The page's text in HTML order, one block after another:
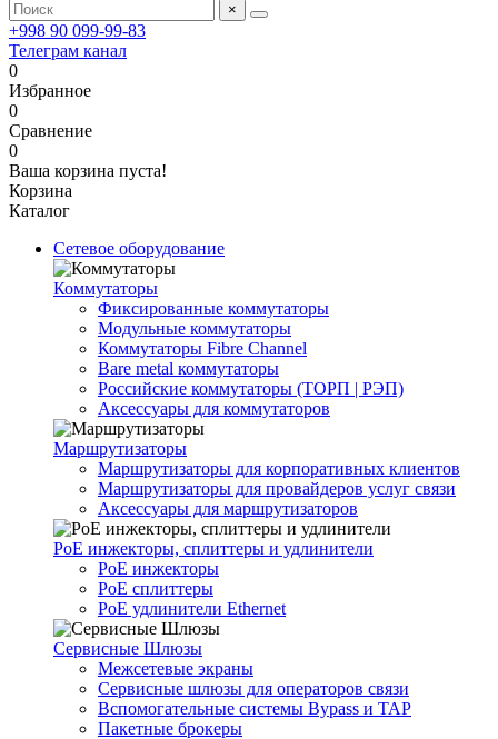
×
+998 90 099-99-83
Телеграм канал
0
Избранное
0
Сравнение
0
Ваша корзина пуста!
Корзина
Каталог
Сетевое оборудование
Коммутаторы
Фиксированные коммутаторы
Модульные коммутаторы
Коммутаторы Fibre Channel
Bare metal коммутаторы
Российские коммутаторы (ТОРП | РЭП)
Аксессуары для коммутаторов
Маршрутизаторы
Маршрутизаторы для корпоративных клиентов
Маршрутизаторы для провайдеров услуг связи
Аксессуары для маршрутизаторов
PoE инжекторы, сплиттеры и удлинители
PoE инжекторы
PoE сплиттеры
PoE удлинители Ethernet
Сервисные Шлюзы
Межсетевые экраны
Сервисные шлюзы для операторов связи
Вспомогательные системы Bypass и TAP
Пакетные брокеры